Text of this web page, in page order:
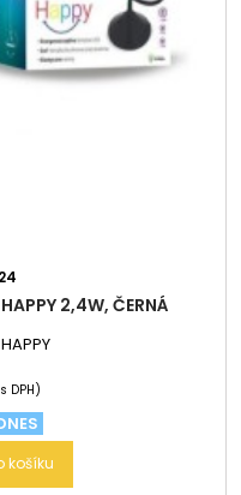
2,4W, ČERNÁ
DPH)
košíku